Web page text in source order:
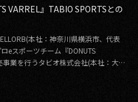
ント
ドラ
事業
VARREL』TABIO SPORTSとの
本社：神奈川県横浜市、代表
eスポーツチーム『DONUTS
業を行うタビオ株式会社(本社：大阪